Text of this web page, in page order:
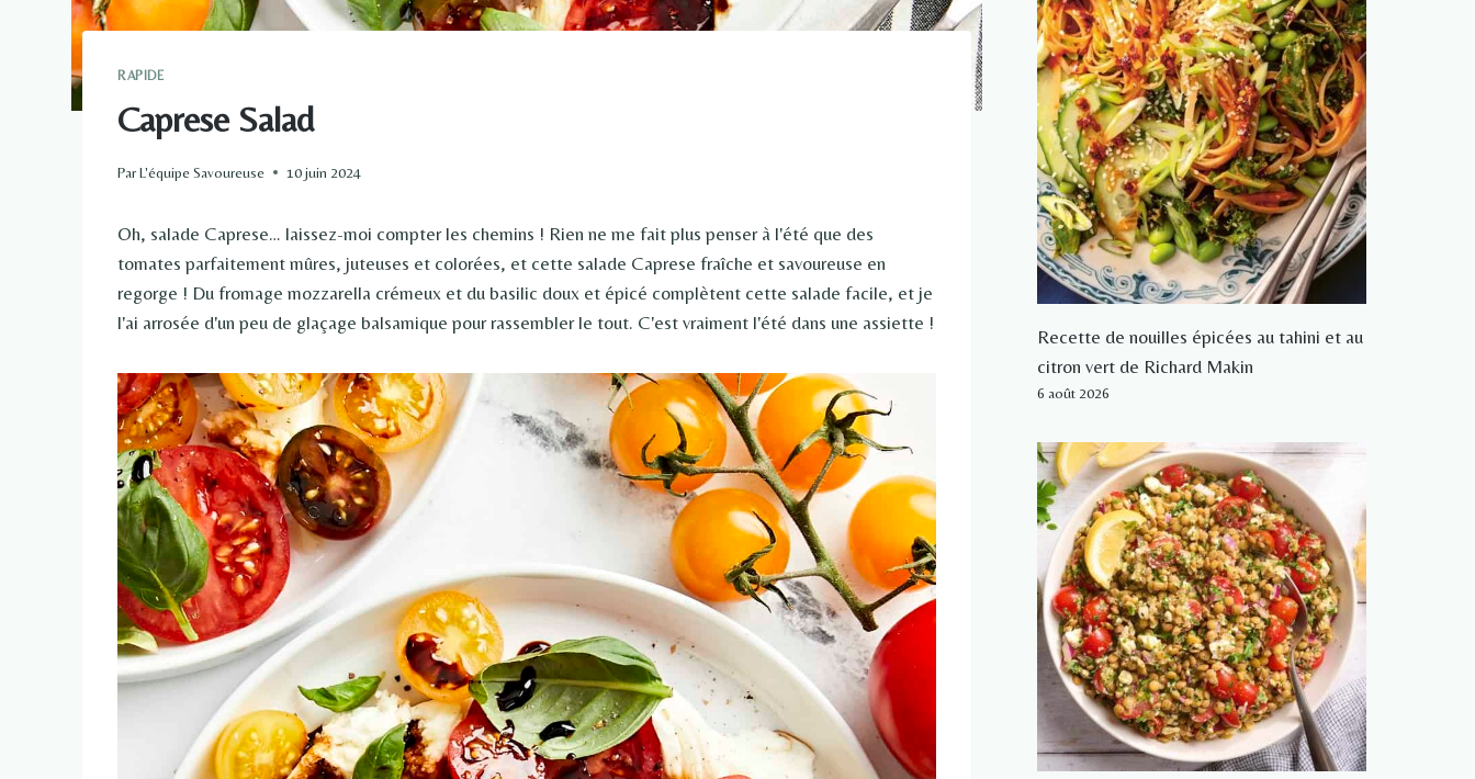
RAPIDE
Caprese Salad
ParL'équipe Savoureuse 10 juin 2024
Oh, salade Caprese… laissez-moi compter les chemins ! Rien ne me fait plus penser à l'été que des
tomates parfaitement mûres, juteuses et colorées, et cette salade Caprese fraîche et savoureuse en
regorge ! Du fromage mozzarella crémeux et du basilic doux et épicé complètent cette salade facile, et je
l'ai arrosée d'un peu de glaçage balsamique pour rassembler le tout. C'est vraiment l'été dans une assiette !
Recette de nouilles épicées au tahini et au
citron vert de Richard Makin
6 août 2026